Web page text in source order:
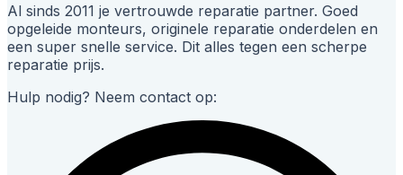
Al sinds 2011 je vertrouwde reparatie partner. Goed
opgeleide monteurs, originele reparatie onderdelen en
een super snelle service. Dit alles tegen een scherpe
reparatie prijs.
Hulp nodig? Neem contact op: